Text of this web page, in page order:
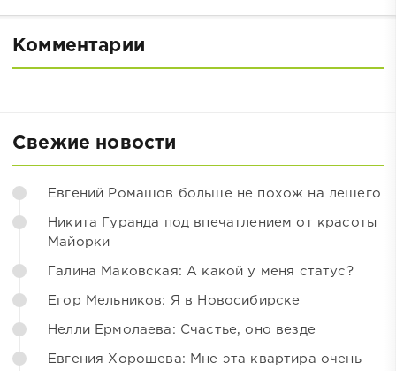
Комментарии
Свежие новости
Евгений Ромашов больше не похож на лешего
Никита Гуранда под впечатлением от красоты
Майорки
Галина Маковская: А какой у меня статус?
Егор Мельников: Я в Новосибирске
Нелли Ермолаева: Счастье, оно везде
Евгения Хорошева: Мне эта квартира очень